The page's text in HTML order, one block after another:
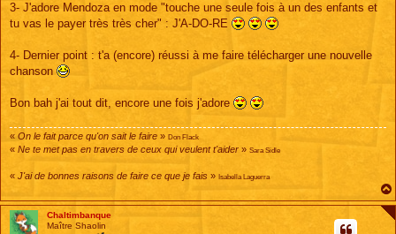
3- J'adore Mendoza en mode "touche une seule fois à un des enfants et
tu vas le payer très très cher" : J'A-DO-RE
4- Dernier point : t'a (encore) réussi à me faire télécharger une nouvelle
chanson
Bon bah j'ai tout dit, encore une fois j'adore
«On le fait parce qu'on sait le faire » Don Flack
« Ne te met pas en travers de ceux qui veulent t'aider » Sara Sidle
« J'ai de bonnes raisons de faire ce que je fais » Isabella Laguerra
Chaltimbanque
Maître Shaolin